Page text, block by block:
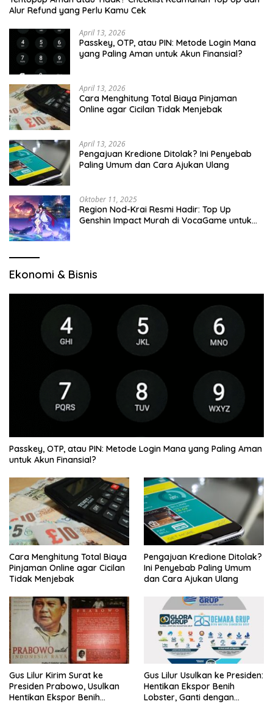
Alur Refund yang Perlu Kamu Cek
April 13, 2026
Passkey, OTP, atau PIN: Metode Login Mana
yang Paling Aman untuk Akun Finansial?
April 13, 2026
Cara Menghitung Total Biaya Pinjaman
Online agar Cicilan Tidak Menjebak
April 13, 2026
Pengajuan Kredione Ditolak? Ini Penyebab
Paling Umum dan Cara Ajukan Ulang
Oktober 11, 2025
Region Nod-Krai Resmi Hadir: Top Up
Genshin Impact Murah di VocaGame untuk
Ekonomi & Bisnis
Passkey, OTP, atau PIN: Metode Login Mana yang Paling Aman
untuk Akun Finansial?
Cara Menghitung Total Biaya
Pinjaman Online agar Cicilan
Tidak Menjebak
Pengajuan Kredione Ditolak?
Ini Penyebab Paling Umum
dan Cara Ajukan Ulang
Gus Lilur Kirim Surat ke
Presiden Prabowo, Usulkan
Hentikan Ekspor Benih
Gus Lilur Usulkan ke Presiden:
Hentikan Ekspor Benih
Lobster, Ganti dengan